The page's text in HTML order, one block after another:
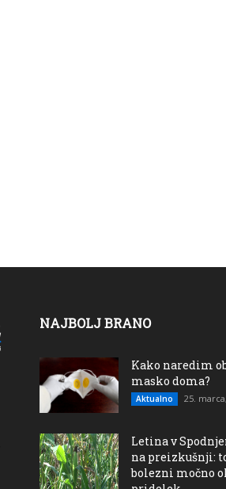
NAJBOLJ BRANO
Kako naredim
masko doma?
Aktualno 25.
Letina v
na preizkušnji:
bolezni močno